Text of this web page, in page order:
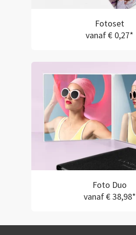
Fotoset
vanaf € 0,27*
Foto Duo
vanaf € 38,98*